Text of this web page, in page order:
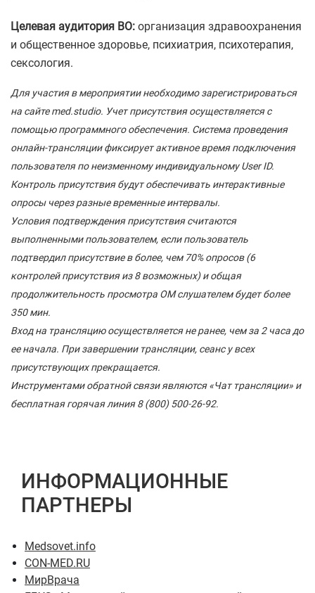
Целевая аудитория ВО: организация здравоохранения
и общественное здоровье, психиатрия, психотерапия,
сексология.
Для участия в мероприятии необходимо зарегистрироваться
на сайте med.studio. Учет присутствия осуществляется с
помощью программного обеспечения. Система проведения
онлайн-трансляции фиксирует активное время подключения
пользователя по неизменному индивидуальному User ID.
Контроль присутствия будут обеспечивать интерактивные
опросы через разные временные интервалы.
Условия подтверждения присутствия считаются
выполненными пользователем, если пользователь
подтвердил присутствие в более, чем 70% опросов (6
контролей присутствия из 8 возможных) и общая
продолжительность просмотра ОМ слушателем будет более
350 мин.
Вход на трансляцию осуществляется не ранее, чем за 2 часа до
ее начала. При завершении трансляции, сеанс у всех
присутствующих прекращается.
Инструментами обратной связи являются «Чат трансляции» и
бесплатная горячая линия 8 (800) 500-26-92.
ИНФОРМАЦИОННЫЕ
ПАРТНЕРЫ
Medsovet.info
CON-MED.RU
МирВрача